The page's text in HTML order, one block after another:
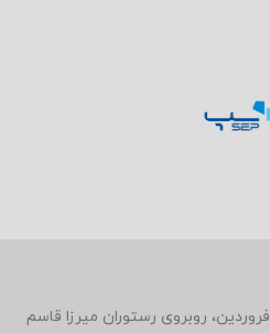
میدان انقلاب، ابتدای خیابان 12 فروردین، روبروی رستوران میرزا قاسم